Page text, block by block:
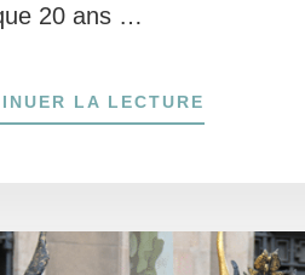
20 ans …
LA LECTURE
PROPOS10
À
PORTO